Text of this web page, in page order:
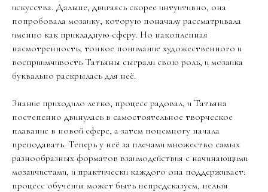
искусства. Дальше, двигаясь скорее интуитивно, она
попробовала мозаику, которую поначалу рассматривала
именно как прикладную сферу. Но накопленная
насмотренность, тонкое понимание художественного и
восприимчивость Татьяны сыграли свою роль, и мозаика
буквально раскрылась для неё.
Знание приходило легко, процесс радовал, и Татьяна
постепенно двинулась в самостоятельное творческое
плавание в новой сфере, а затем понемногу начала
преподавать. Теперь у неё за плечами множество самых
разнообразных форматов взаимодействия с начинающими
мозаичистами, и практически каждого она поддерживает:
процесс обучения может быть непредсказуем, нельзя